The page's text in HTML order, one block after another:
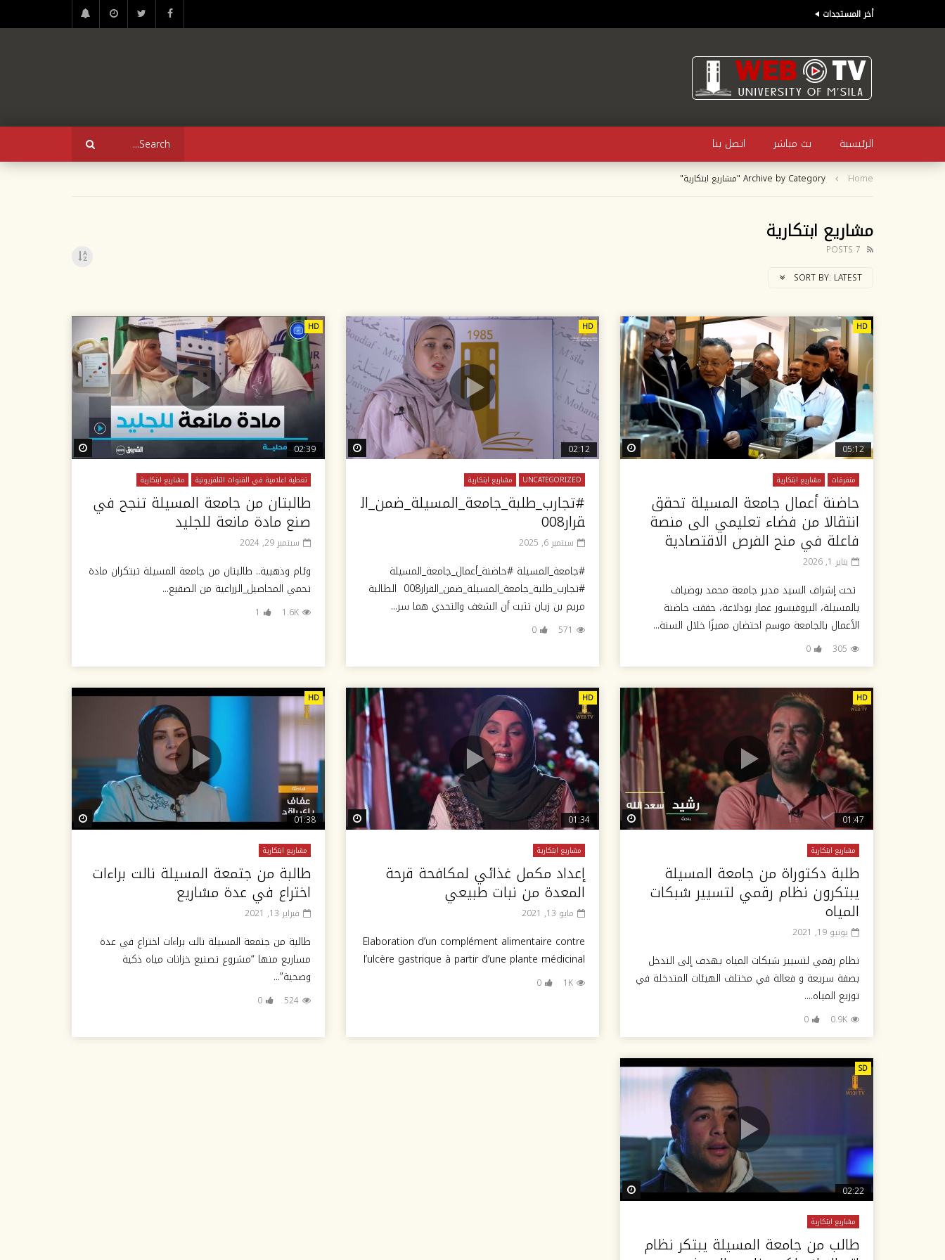
أخر المستجدات
الرئيسية بث مباشر اتصل بنا
Home Archive by Category "مشاريع ابتكارية"
مشاريع ابتكارية
7 POSTS
SORT BY: LATEST
HD
Watch Later 05:12
متفرقات مشاريع ابتكارية
حاضنة أعمال جامعة المسيلة تحقق
انتقالا من فضاء تعليمي الى منصة
فاعلة في منح الفرص الاقتصادية
يناير 1, 2026
تحت إشراف السيد مدير جامعة محمد بوضياف
بالمسيلة، البروفيسور عمار بودلاعة، حققت حاضنة
الأعمال بالجامعة موسم احتضان مميزًا خلال السنة...
305
0
HD
Watch Later 02:12
UNCATEGORIZED مشاريع ابتكارية
#تجارب_طلبة_جامعة_المسيلة_ضمن_ال
قرار008
سبتمبر 6, 2025
#جامعة_المسيلة #حاضنة_أعمال_جامعة_المسيلة
#تجارب_طلبة_جامعة_المسيلة_ضمن_القرار008 الطالبة
مريم بن زيان تثبت أن الشغف والتحدي هما سر...
571
0
HD
02:39
تغطية اعلامية في القنوات التلفزيونية مشاريع ابتكارية
طالبتان من جامعة المسيلة تنجح في
صنع مادة مانعة للجليد
سبتمبر 29, 2024
وئام وذهبية.. طالبتان من جامعة المسيلة تبتكران مادة
تحمي المحاصيل_الزراعية من الصقيع...
1.6K
1
HD
Watch Later 01:47
مشاريع ابتكارية
طلبة دكتوراة من جامعة المسيلة
يبتكرون نظام رقمي لتسيير شبكات
المياه
يونيو 19, 2021
نظام رقمي لتسيير شبكات المياه يهدف إلى التدخل
بصفة سريعة و فعالة في مختلف الهيئات المتدخلة في
توزيع المياه....
0.9K
0
HD
Watch Later 01:34
مشاريع ابتكارية
إعداد مكمل غذائي لمكافحة قرحة
المعدة من نبات طبيعي
مايو 13, 2021
Elaboration d’un complément alimentaire contre
l’ulcère gastrique à partir d’une plante médicinal
1K
0
HD
Watch Later 01:38
مشاريع ابتكارية
طالبة من جتمعة المسيلة نالت براءات
اختراع في عدة مشاريع
فبراير 13, 2021
طالبة من جتمعة المسيلة نالت براءات اختراع في عدة
مساريع منها “مشروع تصنيع خزانات مياه ذكية
وصحية”...
524
0
SD
Watch Later 02:22
مشاريع ابتكارية
طالب من جامعة المسيلة يبتكر نظام